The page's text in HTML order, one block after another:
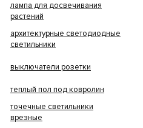
лампа для досвечивания
растений
архитектурные светодиодные
светильники
выключатели розетки
теплый пол под ковролин
точечные светильники
врезные